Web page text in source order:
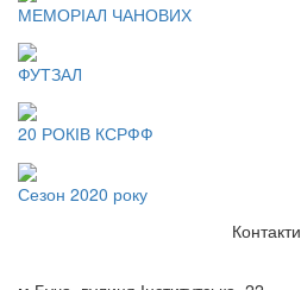
МЕМОРІАЛ ЧАНОВИХ
ФУТЗАЛ
20 РОКІВ КСРФФ
Сезон 2020 року
Контакти